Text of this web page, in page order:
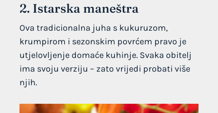
2. Istarska maneštra
Ova tradicionalna juha s kukuruzom,
krumpirom i sezonskim povrćem pravo je
utjelovljenje domaće kuhinje. Svaka obitelj
ima svoju verziju – zato vrijedi probati više
njih.